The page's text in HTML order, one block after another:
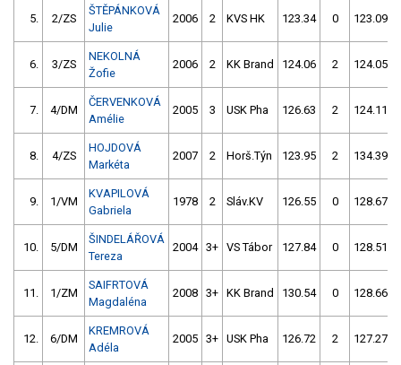
5. 2/ZS
ŠTĚPÁNKOVÁ
Julie
2006 2 KVS HK 123.34 0 123.09
6. 3/ZS
NEKOLNÁ
Žofie
2006 2 KK Brand 124.06 2 124.05
7. 4/DM
ČERVENKOVÁ
Amélie
2005 3 USK Pha 126.63 2 124.11
8. 4/ZS
HOJDOVÁ
Markéta
2007 2 Horš.Týn 123.95 2 134.39
9. 1/VM
KVAPILOVÁ
Gabriela
1978 2 Sláv.KV 126.55 0 128.67
10. 5/DM
ŠINDELÁŘOVÁ
Tereza
2004 3+ VS Tábor 127.84 0 128.51
11. 1/ZM
SAIFRTOVÁ
Magdaléna
2008 3+ KK Brand 130.54 0 128.66
12. 6/DM
KREMROVÁ
Adéla
2005 3+ USK Pha 126.72 2 127.27